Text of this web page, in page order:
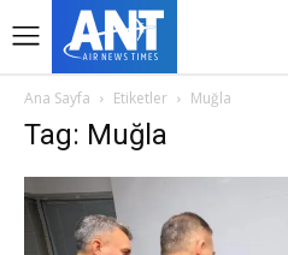
Ana Sayfa Etiketler Muğla
Tag: Muğla